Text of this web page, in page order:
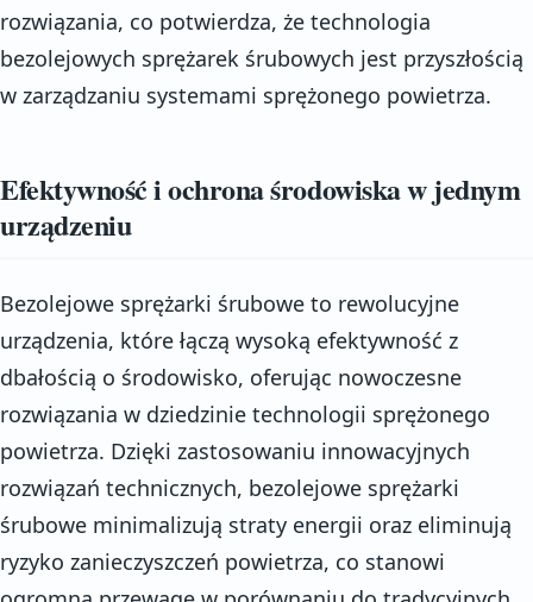
rozwiązania, co potwierdza, że technologia
bezolejowych sprężarek śrubowych jest przyszłością
w zarządzaniu systemami sprężonego powietrza.
Efektywność i ochrona środowiska w jednym
urządzeniu
Bezolejowe sprężarki śrubowe to rewolucyjne
urządzenia, które łączą wysoką efektywność z
dbałością o środowisko, oferując nowoczesne
rozwiązania w dziedzinie technologii sprężonego
powietrza. Dzięki zastosowaniu innowacyjnych
rozwiązań technicznych, bezolejowe sprężarki
śrubowe minimalizują straty energii oraz eliminują
ryzyko zanieczyszczeń powietrza, co stanowi